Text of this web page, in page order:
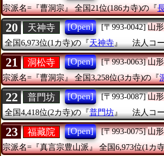
宗派名=『曹洞宗』 全国21位(186カ寺)の『
20 天神寺 [Open] [〒993-0042] 山
全国6,973位(1カ寺)の『天神寺 』 法人コ
21 洞松寺 [Open] [〒993-0063] 山
宗派名=『曹洞宗』 全国3,258位(3カ寺)の『
22 普門坊 [Open] [〒993-0087] 山
全国4,418位(2カ寺)の『普門坊 』 法人コ
23 福藏院 [Open] [〒993-0075] 山
宗派名=『真言宗豊山派』 全国6,973位(1カ